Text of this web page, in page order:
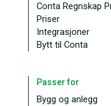
Conta Regnskap
Priser
Integrasjoner
Bytt til Conta
Passer for
Bygg og anlegg